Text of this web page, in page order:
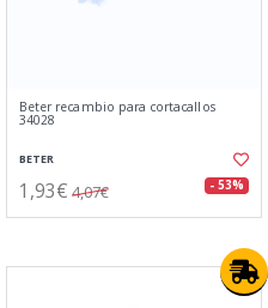
Beter recambio para cortacallos
34028
BETER
1,93€ 4,07€ - 53%